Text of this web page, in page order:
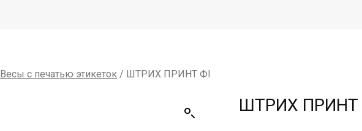
Весы с печатью этикеток / ШТРИХ ПРИНТ ФI
ШТРИХ ПРИНТ